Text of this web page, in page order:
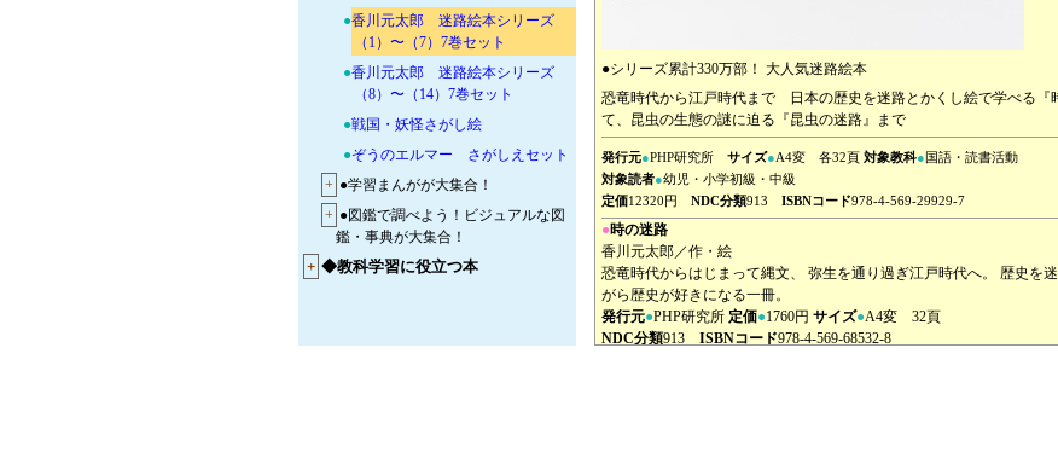
●香川元太郎 迷路絵本シリーズ
（1）〜（7）7巻セット
●香川元太郎 迷路絵本シリーズ
（8）〜（14）7巻セット
●戦国・妖怪さがし絵
●ぞうのエルマー さがしえセット
+ ●学習まんがが大集合！
+ ●図鑑で調べよう！ビジュアルな図
鑑・事典が大集合！
+ ◆教科学習に役立つ本
●シリーズ累計330万部！ 大人気迷路絵本
恐竜時代から江戸時代まで 日本の歴史を迷路とかくし絵で学べる『
て、昆虫の生態の謎に迫る『昆虫の迷路』まで
発行元●PHP研究所 サイズ●A4変 各32頁 対象教科● 国語・読書活動
対象読者●幼児・小学初級・中級
定価12320円 NDC分類913 ISBNコード978-4-569-29929-7
●時の迷路
香川元太郎／作・絵
恐竜時代からはじまって縄文、 弥生を通り過ぎ江戸時代へ。 歴史を
がら歴史が好きになる一冊。
発行元●PHP研究所 定価●1760円 サイズ●A4変 32頁
NDC分類913 ISBNコード978-4-569-68532-8